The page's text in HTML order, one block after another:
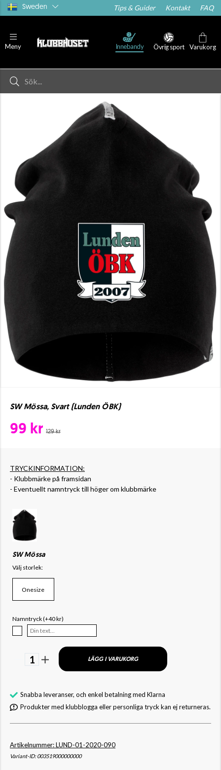
Sweden Tips & Guider Kontakt FAQ
Meny Innebandy Övrig sport Varukorg
SW Mössa, Svart (Lunden ÖBK)
99 kr 129 kr
TRYCKINFORMATION:
- Klubbmärke på framsidan
- Eventuellt namntryck till höger om klubbmärke
SW Mössa
Välj storlek:
Onesize
Namntryck (+40 kr)
1 LÄGG I VARUKORG
Snabba leveranser, och enkel betalning med Klarna
Produkter med klubblogga eller personliga tryck kan ej returneras.
Artikelnummer: LUND-01-2020-090
Variant-ID: 003519000000000